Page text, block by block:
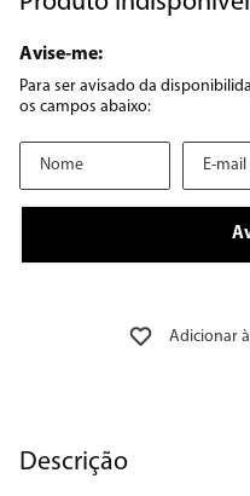
Descrição
8º embutir
9 º geladeira
10º microondas